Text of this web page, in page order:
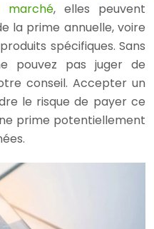
marché, elles peuvent
la prime annuelle, voire
spécifiques. Sans
pouvez pas juger de
conseil. Accepter un
le risque de payer ce
prime potentiellement